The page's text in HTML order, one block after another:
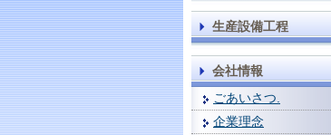
生産設備工程
会社情報
ごあいさつ.
企業理念